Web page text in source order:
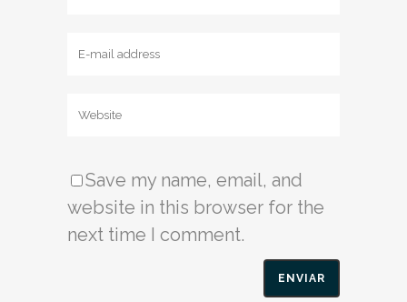
Save my name, email, and
website in this browser for the
next time I comment.